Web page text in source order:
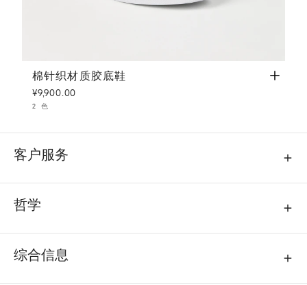
棉针织材质胶底鞋 蓝色
棉针织材质胶底鞋
¥9,900.00
2 色
客户服务
哲学
综合信息